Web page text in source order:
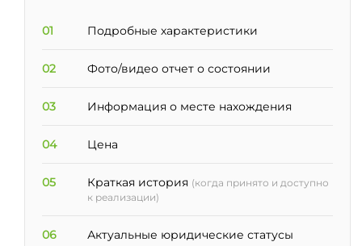
01 Подробные характеристики
02 Фото/видео отчет о состоянии
03 Информация о месте нахождения
04 Цена
05 Краткая история (когда принято и доступно
к реализации)
06 Актуальные юридические статусы